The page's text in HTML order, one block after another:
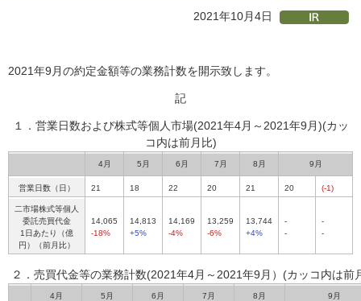
2021年10月4日
2021年9月の約定金額等の業務計数を開示致します。
記
１．営業日数および株式等個人市場(2021年4月～2021年9月)(カッ
コ内は前月比)
4月 5月 6月 7月 8月 9月
営業日数（日） 21 18 22 20 21 20 (-1)
二市場株式等個人
委託売買代金
1日あたり（億
円）（前月比）
14,065
-18%
14,813
+5%
14,169
-4%
13,259
-6%
13,744
+4%
-
-
-
-
２．売買代金等の業務計数(2021年4月～2021年9月） (カッコ内は前
4月 5月 6月 7月 8月 9月